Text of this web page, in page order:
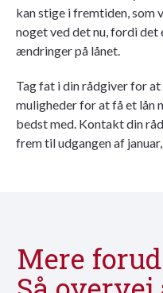
kan stige i fremtiden, som
noget ved det nu, fordi
ændringer på lånet.
Tag fat i din rådgiver for at
muligheder for at få et lån
bedst med. Kontakt din
frem til udgangen af
Mere